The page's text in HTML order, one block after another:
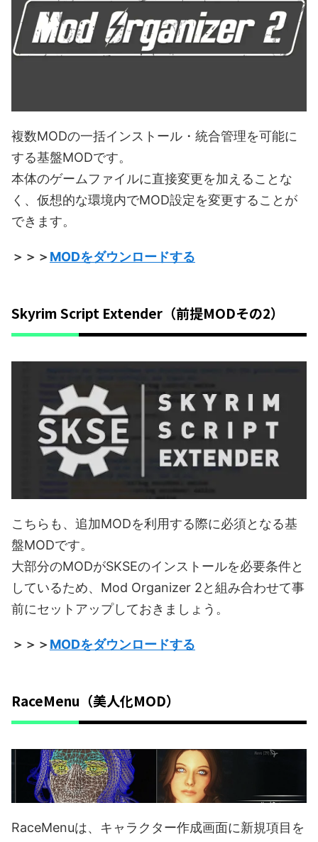
複数MODの一括インストール・統合管理を可能に
する基盤MODです。
本体のゲームファイルに直接変更を加えることな
く、仮想的な環境内でMOD設定を変更することが
できます。
＞＞＞MODをダウンロードする
Skyrim Script Extender（前提MODその2）
こちらも、追加MODを利用する際に必須となる基
盤MODです。
大部分のMODがSKSEのインストールを必要条件と
しているため、Mod Organizer 2と組み合わせて事
前にセットアップしておきましょう。
＞＞＞MODをダウンロードする
RaceMenu（美人化MOD）
RaceMenuは、キャラクター作成画面に新規項目を